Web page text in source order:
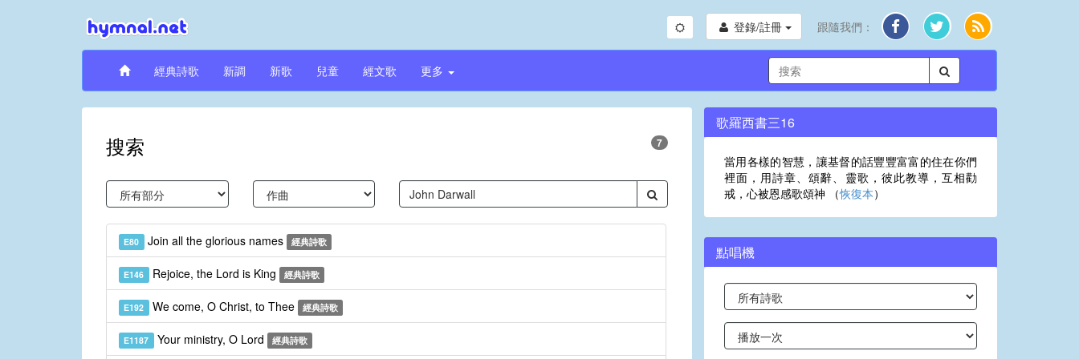
登錄/註冊 跟隨我們：
經典詩歌 新調 新歌 兒童 經文歌 更多
搜索 7
E80 Join all the glorious names 經典詩歌
E146 Rejoice, the Lord is King 經典詩歌
E192 We come, O Christ, to Thee 經典詩歌
E1187 Your ministry, O Lord 經典詩歌
歌羅西書三16
當用各樣的智慧，讓基督的話豐豐富富的住在你們
裡面，用詩章、頌辭、靈歌，彼此教導，互相勸
戒，心被恩感歌頌神 （恢復本）
點唱機